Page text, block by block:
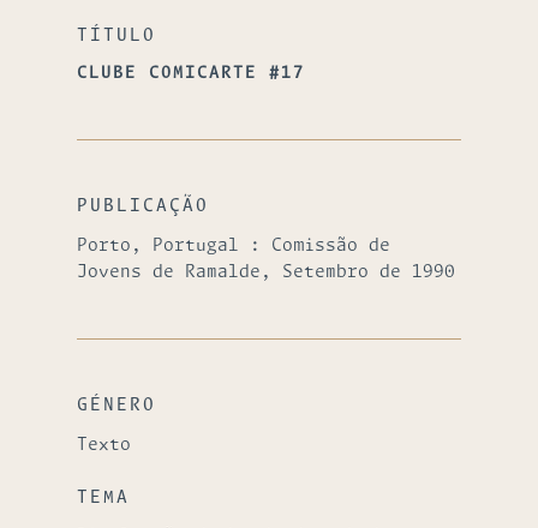
TÍTULO
CLUBE COMICARTE #17
PUBLICAÇÃO
Porto, Portugal : Comissão de
Jovens de Ramalde, Setembro de 1990
GÉNERO
Texto
TEMA